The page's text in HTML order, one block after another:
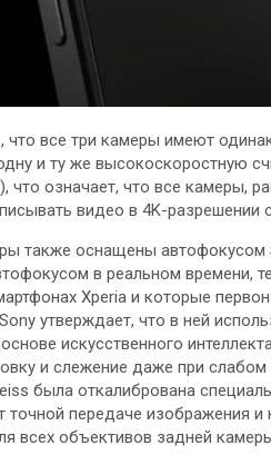
что все три камеры имеют
и ту же высокоскоростную
что означает, что все камеры,
видео в 4K-разрешении
также оснащены автофокусом
в реальном времени,
Xperia и которые
утверждает, что в ней
искусственного
и слежение даже при
была откалибрована
точной передаче изображения и
всех объективов задней